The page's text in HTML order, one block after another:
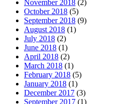
November 2018 (2)
October 2018 (5)
September 2018 (9)
August 2018 (1)
July 2018 (2)
June 2018 (1)
April 2018 (2)
March 2018 (1)
February 2018 (5)
January 2018 (1)
December 2017 (3)
September 2017 (1)